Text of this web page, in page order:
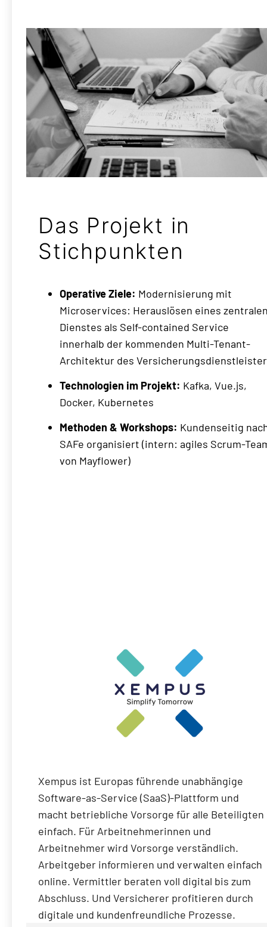
Das Projekt in
Stichpunkten
Operative Ziele: Modernisierung mit
Microservices: Herauslösen eines
Dienstes als Self-contained Service
innerhalb der kommenden Multi-Tenant-
Architektur des
Technologien im Projekt: Kafka, Vue.js,
Docker, Kubernetes
Methoden & Workshops: Kundenseitig
SAFe organisiert (intern: agiles Scrum-
von Mayflower)
Xempus ist Europas führende unabhängige
Software-as-Service (SaaS)-Plattform und
macht betriebliche Vorsorge für alle Beteiligten
einfach. Für Arbeitnehmerinnen und
Arbeitnehmer wird Vorsorge verständlich.
Arbeitgeber informieren und verwalten einfach
online. Vermittler beraten voll digital bis zum
Abschluss. Und Versicherer profitieren durch
digitale und kundenfreundliche Prozesse.